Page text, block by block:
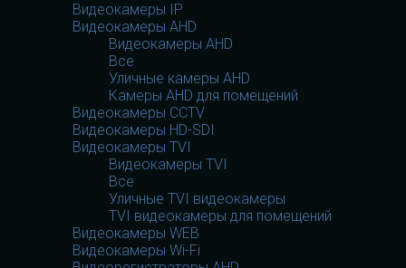
Видеокамеры IP
Видеокамеры AHD
Видеокамеры AHD
Все
Уличные камеры AHD
Камеры AHD для помещений
Видеокамеры CCTV
Видеокамеры HD-SDI
Видеокамеры TVI
Видеокамеры TVI
Все
Уличные TVI видеокамеры
TVI видеокамеры для помещений
Видеокамеры WEB
Видеокамеры Wi-Fi